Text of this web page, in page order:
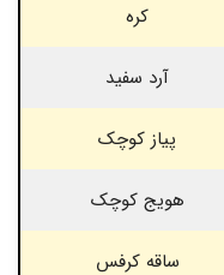
کره
آرد سفید
پیاز کوچک
هویج کوچک
ساقه کرفس